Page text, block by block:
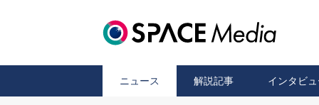
ニュース 解説記事 インタビ